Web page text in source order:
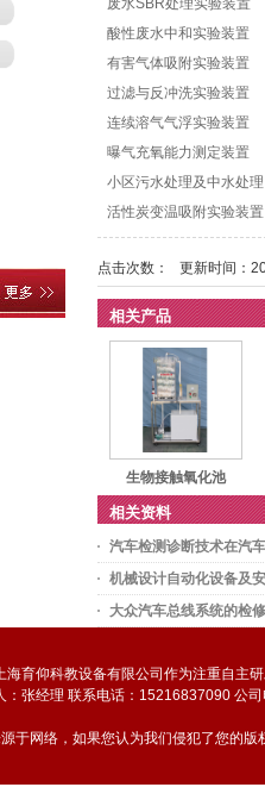
废水SBR处理实验装置
酸性废水中和实验装置
有害气体吸附实验装置
过滤与反冲洗实验装置
连续溶气气浮实验装置
曝气充氧能力测定装置
小区污水处理及中水处理
活性炭变温吸附实验装置
点击次数： 更新时间：
相关产品
生物接触氧化池
相关资料
汽车检测诊断技术在汽
机械设计自动化设备及
大众汽车总线系统的检
海育仰科教设备有限公司作为注重自主
：张经理 联系电话：15216837090 公
于网络，如果您认为我们侵犯了您的